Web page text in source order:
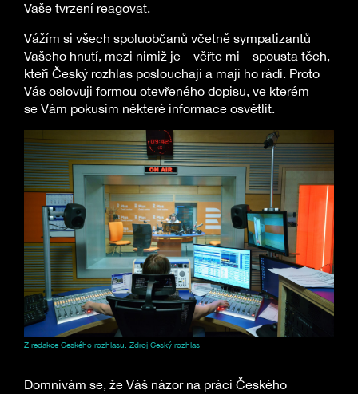
Vaše tvrzení reagovat.
Vážím si všech spoluobčanů včetně sympatizantů
Vašeho hnutí, mezi nimiž je – věřte mi – spousta těch,
kteří Český rozhlas poslouchají a mají ho rádi. Proto
Vás oslovuji formou otevřeného dopisu, ve kterém
se Vám pokusím některé informace osvětlit.
Z redakce Českého rozhlasu. Zdroj Český rozhlas
Domnívám se, že Váš názor na práci Českého